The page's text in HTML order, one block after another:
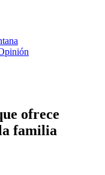
ofrece
familia